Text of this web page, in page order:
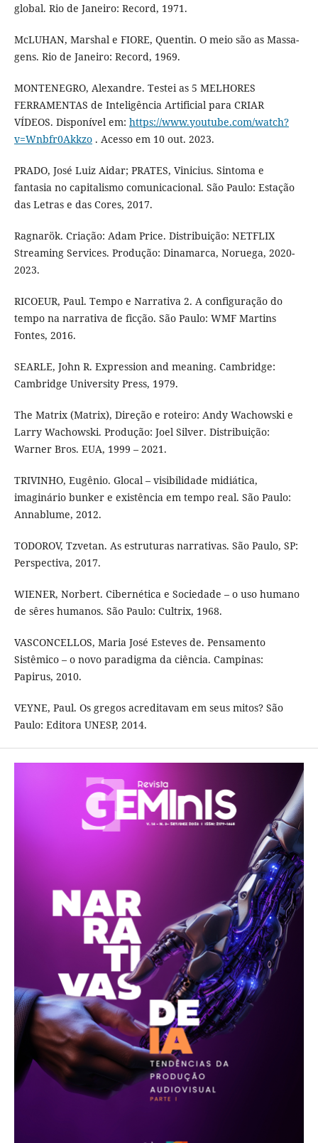
global. Rio de Janeiro: Record, 1971.
McLUHAN, Marshal e FIORE, Quentin. O meio são as Massa-
gens. Rio de Janeiro: Record, 1969.
MONTENEGRO, Alexandre. Testei as 5 MELHORES
FERRAMENTAS de Inteligência Artificial para CRIAR
VÍDEOS. Disponível em: https://www.youtube.com/watch?
v=Wnbfr0Akkzo. Acesso em 10 out. 2023.
PRADO, José Luiz Aidar; PRATES, Vinicius. Sintoma e
fantasia no capitalismo comunicacional. São Paulo: Estação
das Letras e das Cores, 2017.
Ragnarök. Criação: Adam Price. Distribuição: NETFLIX
Streaming Services. Produção: Dinamarca, Noruega, 2020-
2023.
RICOEUR, Paul. Tempo e Narrativa 2. A configuração do
tempo na narrativa de ficção. São Paulo: WMF Martins
Fontes, 2016.
SEARLE, John R. Expression and meaning. Cambridge:
Cambridge University Press, 1979.
The Matrix (Matrix), Direção e roteiro: Andy Wachowski e
Larry Wachowski. Produção: Joel Silver. Distribuição:
Warner Bros. EUA, 1999 – 2021.
TRIVINHO, Eugênio. Glocal – visibilidade midiática,
imaginário bunker e existência em tempo real. São Paulo:
Annablume, 2012.
TODOROV, Tzvetan. As estruturas narrativas. São Paulo, SP:
Perspectiva, 2017.
WIENER, Norbert. Cibernética e Sociedade – o uso humano
de sêres humanos. São Paulo: Cultrix, 1968.
VASCONCELLOS, Maria José Esteves de. Pensamento
Sistêmico – o novo paradigma da ciência. Campinas:
Papirus, 2010.
VEYNE, Paul. Os gregos acreditavam em seus mitos? São
Paulo: Editora UNESP, 2014.